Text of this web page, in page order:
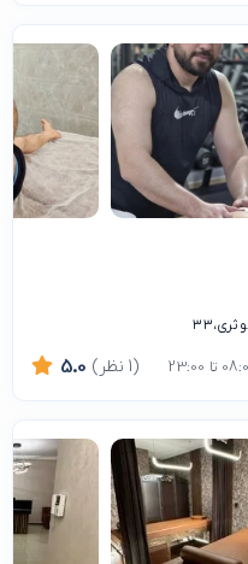
5.0 (1 نظر)